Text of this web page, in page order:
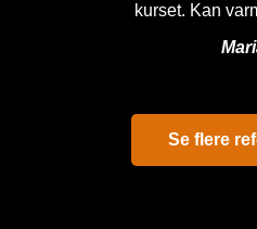
kurset. Kan
Se flere